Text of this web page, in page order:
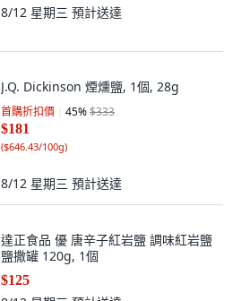
8/12 星期三 預計送達
J.Q. Dickinson 煙燻鹽, 1個, 28g
首購折扣價 45%$333
$181
($646.43/100g)
8/12 星期三 預計送達
達正食品 優 唐辛子紅岩鹽 調味紅岩鹽
鹽撒罐 120g, 1個
$125